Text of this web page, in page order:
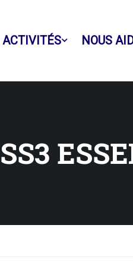
ACTIVITÉS NOUS